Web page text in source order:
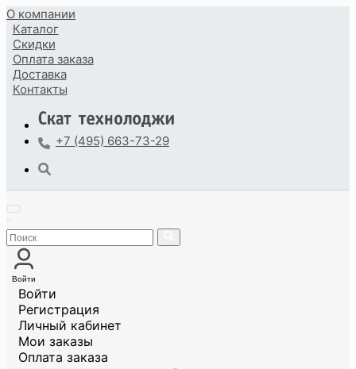
О компании
Каталог
Скидки
Оплата заказа
Доставка
Контакты
+7 (495) 663-73-29
Войти
Войти
Регистрация
Личный кабинет
Мои заказы
Оплата заказа